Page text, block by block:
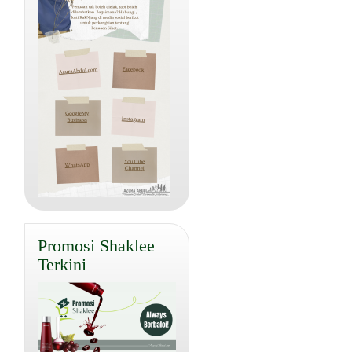
Promosi Shaklee
Terkini